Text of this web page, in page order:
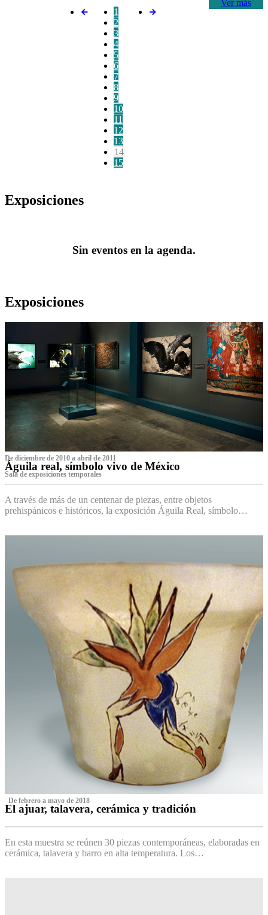
Ver más
1
2
3
4
5
6
7
8
9
10
11
12
13
14
15
Exposiciones
Sin eventos en la agenda.
Exposiciones
De diciembre de 2010 a abril de 2011
Águila real, símbolo vivo de México
Sala de exposiciones temporales
A través de más de un centenar de piezas, entre objetos
prehispánicos e históricos, la exposición Águila Real, símbolo…
‌ De febrero a mayo de 2018
El ajuar, talavera, cerámica y tradición
En esta muestra se reúnen 30 piezas contemporáneas, elaboradas en
cerámica, talavera y barro en alta temperatura. Los…